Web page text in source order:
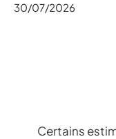
30/07/2026
Certains